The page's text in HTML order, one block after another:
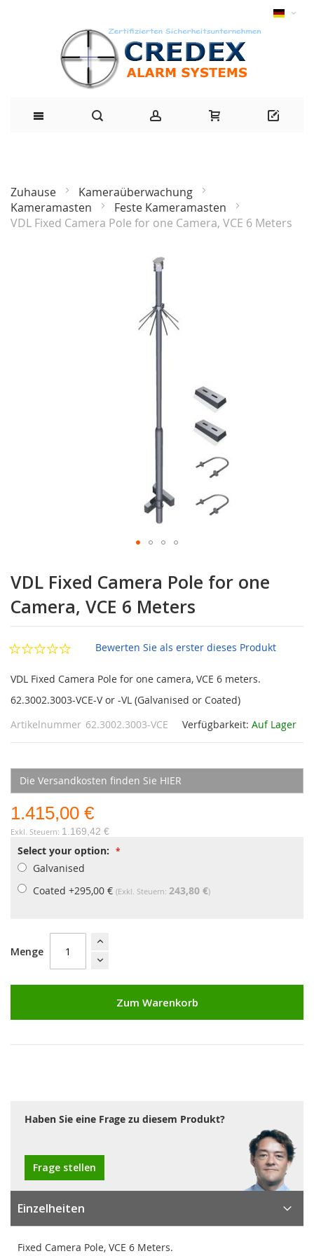
Zuhause
Kameraüberwachung
Kameramasten
Feste Kameramasten
VDL Fixed Camera Pole for one Camera, VCE 6 Meters
Anfang
der
Bildgalerie
springen
VDL Fixed Camera Pole for one
Camera, VCE 6 Meters
Bewerten Sie als erster dieses Produkt
VDL Fixed Camera Pole for one camera, VCE 6 meters.
62.3002.3003-VCE-V or -VL (Galvanised or Coated)
Verfügbarkeit: Auf Lager
Artikelnummer 62.3002.3003-VCE
Die Versandkosten finden Sie HIER
1.415,00 €
1.169,42 €
Select your option:
Galvanised
Coated +295,00 € 243,80 €
Menge
Zum Warenkorb
Haben Sie eine Frage zu diesem Produkt?
Frage stellen
Einzelheiten
Fixed Camera Pole, VCE 6 Meters.